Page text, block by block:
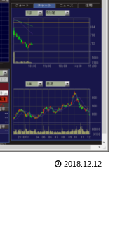
2018.12.12